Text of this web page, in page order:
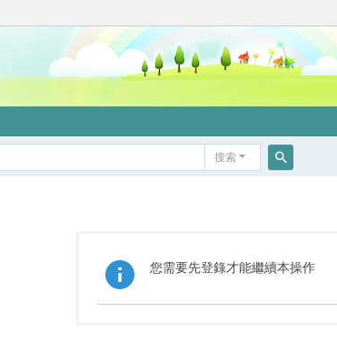
搜索
您需要先登錄才能繼續本操作